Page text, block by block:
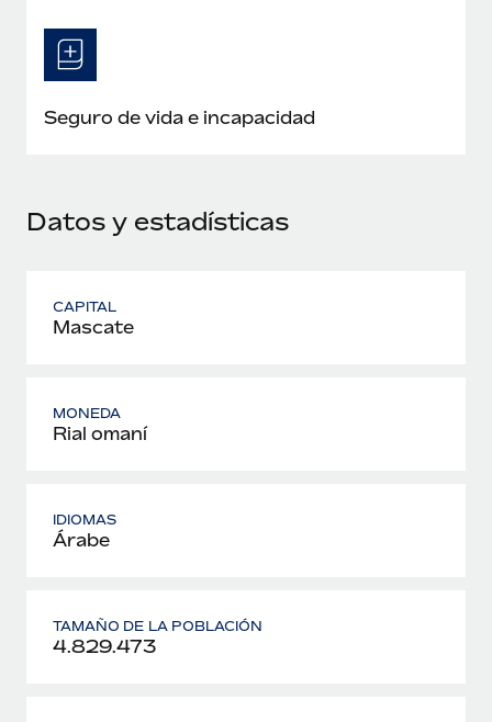
Seguro de vida e incapacidad
Datos y estadísticas
CAPITAL
Mascate
MONEDA
Rial omaní
IDIOMAS
Árabe
TAMAÑO DE LA POBLACIÓN
4.829.473